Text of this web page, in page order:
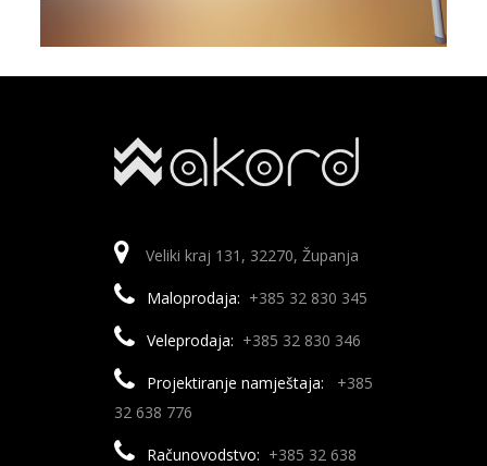
Veliki kraj 131, 32270, Županja
Maloprodaja: +385 32 830 345
Veleprodaja: +385 32 830 346
Projektiranje namještaja:
+385
32 638 776
Računovodstvo: +385 32 638